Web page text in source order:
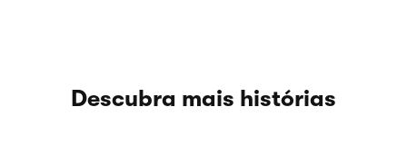
Descubra mais histórias